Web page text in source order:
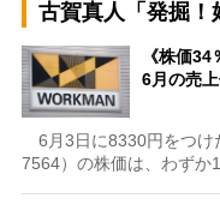
古賀真人「発掘！
《株価
6月の売
6月3日に8330円をつけ
7564）の株価は、わずか